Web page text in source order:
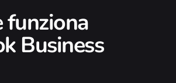
funziona
Business